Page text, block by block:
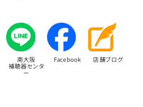
南大阪
補聴器センタ
ー
Facebook 店舗ブログ